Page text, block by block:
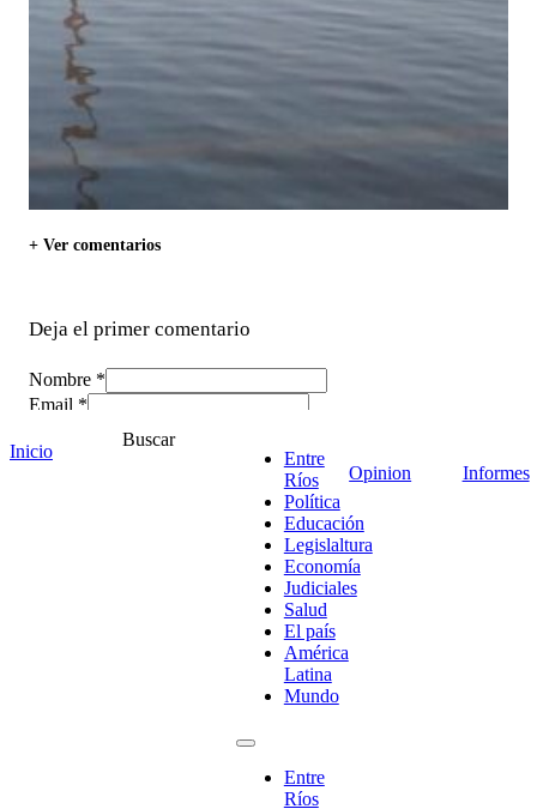
+ Ver comentarios
Deja el primer comentario
Nombre *
Email *
*
Inicio
Buscar
Entre
Ríos
Política
Educación
Legislaltura
Economía
Judiciales
Salud
El país
América
Latina
Mundo
Entre
Ríos
Opinion Informes
¡Ponete en contacto!